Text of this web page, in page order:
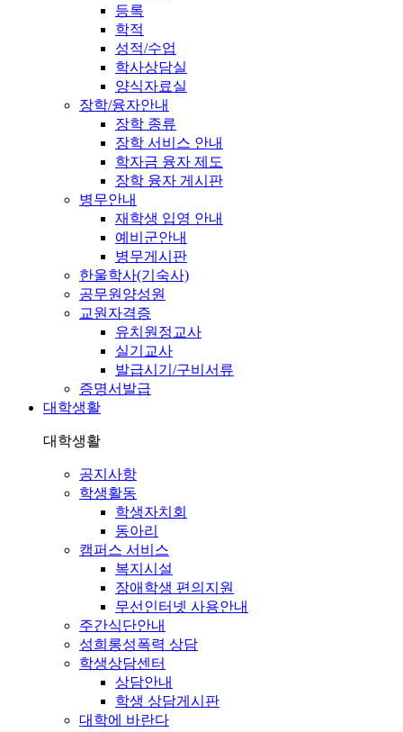
등록
학적
성적/수업
학사상담실
양식자료실
장학/융자안내
장학 종류
장학 서비스 안내
학자금 융자 제도
장학 융자 게시판
병무안내
재학생 입영 안내
예비군안내
병무게시판
한울학사(기숙사)
공무원양성원
교원자격증
유치원정교사
실기교사
발급시기/구비서류
증명서발급
대학생활
대학생활
공지사항
학생활동
학생자치회
동아리
캠퍼스 서비스
복지시설
장애학생 편의지원
무선인터넷 사용안내
주간식단안내
성희롱성폭력 상담
학생상담센터
상담안내
학생 상담게시판
대학에 바란다